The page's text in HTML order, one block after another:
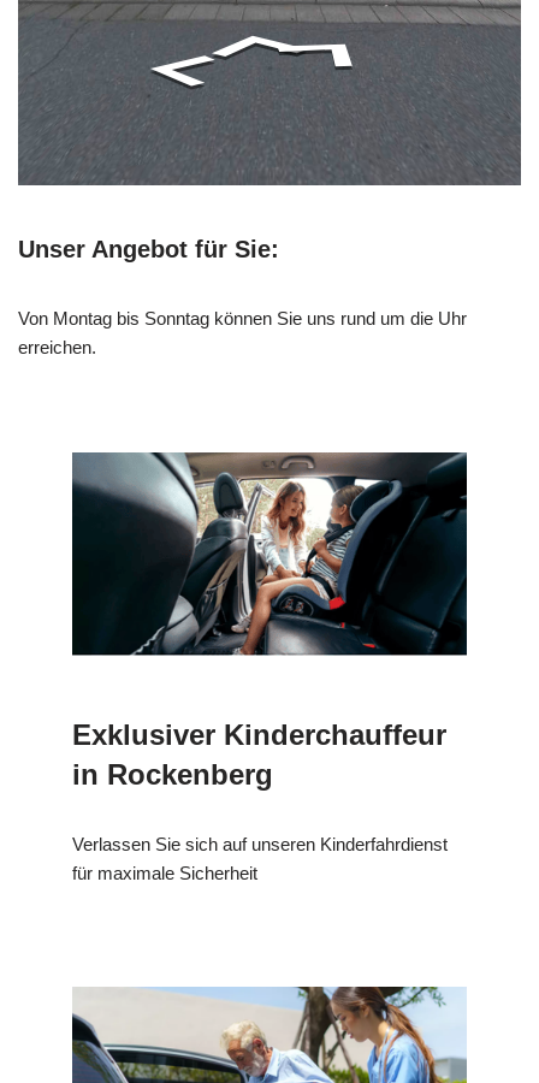
Unser Angebot für Sie:
Von Montag bis Sonntag können Sie uns rund um die Uhr
erreichen.
Exklusiver Kinderchauffeur
in Rockenberg
Verlassen Sie sich auf unseren Kinderfahrdienst
für maximale Sicherheit